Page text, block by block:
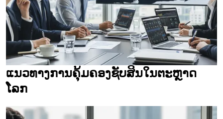
ແນວທາງການຄຸ້ມຄອງຊັບສິນໃນຕະຫຼາດ
ໂລກ